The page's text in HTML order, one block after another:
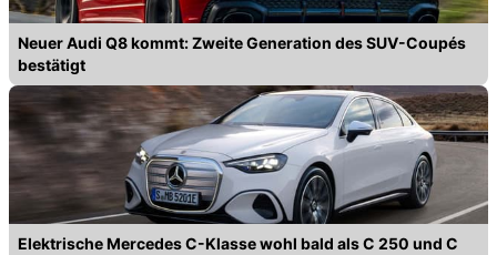
Neuer Audi Q8 kommt: Zweite Generation des SUV-Coupés
bestätigt
Elektrische Mercedes C-Klasse wohl bald als C 250 und C